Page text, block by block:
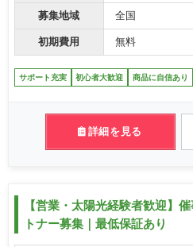
募集地域 全国
初期費用 無料
サポート充実 初心者大歓迎 商品に自信あり
詳細を見る
【営業・太陽光経験者歓迎】
トナー募集｜最低保証あり